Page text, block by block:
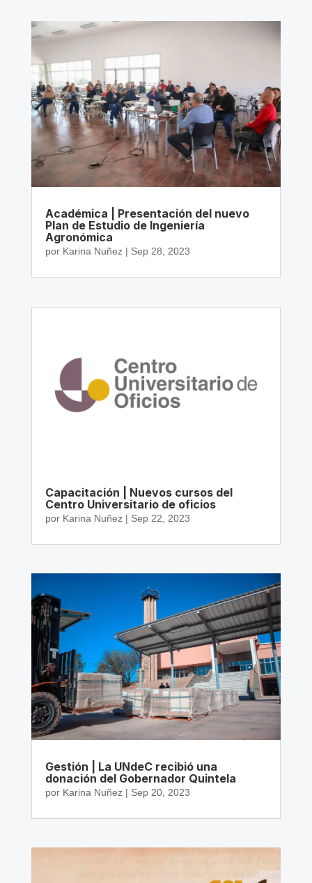
Académica | Presentación del nuevo
Plan de Estudio de Ingeniería
Agronómica
por Karina Nuñez| Sep 28, 2023
Capacitación | Nuevos cursos del
Centro Universitario de oficios
por Karina Nuñez| Sep 22, 2023
Gestión | La UNdeC recibió una
donación del Gobernador Quintela
por Karina Nuñez| Sep 20, 2023